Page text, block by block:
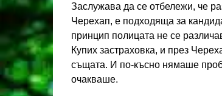
Заслужава да се отбележи, че
Черехап, е подходяща за
принцип полицата не се
Купих застраховка, и през
същата. И по-късно нямаше
очакваше.